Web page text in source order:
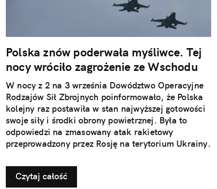
Polska znów poderwała myśliwce. Tej
nocy wróciło zagrożenie ze Wschodu
W nocy z 2 na 3 września Dowództwo Operacyjne
Rodzajów Sił Zbrojnych poinformowało, że Polska
kolejny raz postawiła w stan najwyższej gotowości
swoje siły i środki obrony powietrznej. Była to
odpowiedzi na zmasowany atak rakietowy
przeprowadzony przez Rosję na terytorium Ukrainy.
Czytaj całość